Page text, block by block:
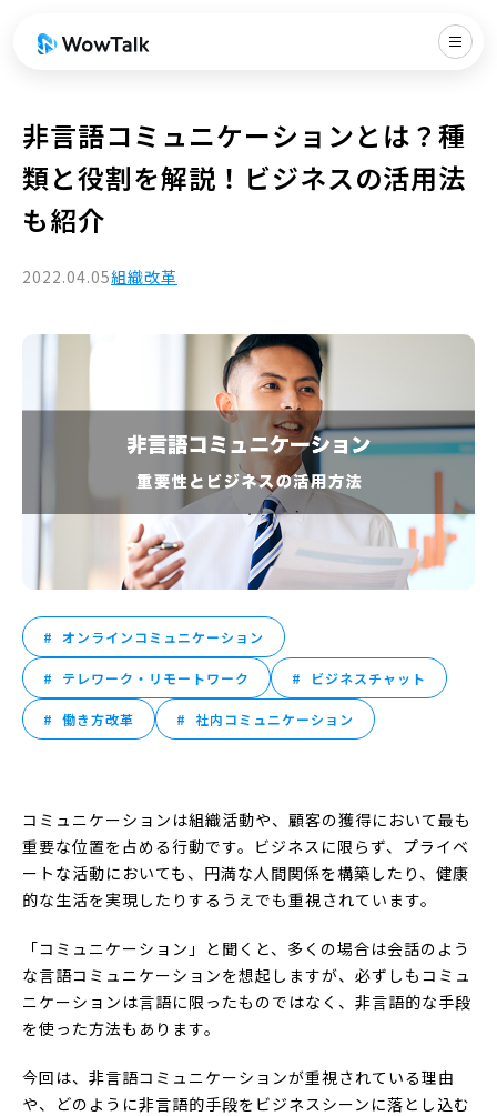
非言語コミュニケーションとは？種
類と役割を解説！ビジネスの活用法
も紹介
2022.04.05組織改革
オンラインコミュニケーション
テレワーク・リモートワーク ビジネスチャット
働き方改革 社内コミュニケーション
コミュニケーションは組織活動や、顧客の獲得において最も
重要な位置を占める行動です。ビジネスに限らず、プライベ
ートな活動においても、円満な人間関係を構築したり、健康
的な生活を実現したりするうえでも重視されています。
「コミュニケーション」と聞くと、多くの場合は会話のよう
な言語コミュニケーションを想起しますが、必ずしもコミュ
ニケーションは言語に限ったものではなく、非言語的な手段
を使った方法もあります。
今回は、非言語コミュニケーションが重視されている理由
や、どのように非言語的手段をビジネスシーンに落とし込む